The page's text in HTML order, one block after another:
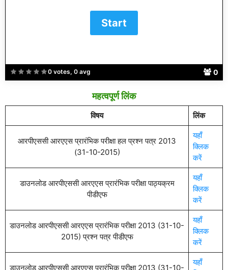
0 votes, 0 avg 0
महत्वपूर्ण लिंक
विषय लिंक
आरपीएससी आरएएस प्रारंभिक परीक्षा हल प्रश्न पत्र 2013
(31-10-2015)
यहाँ
क्लिक
करें
डाउनलोड आरपीएससी आरएएस प्रारंभिक परीक्षा पाठ्यक्रम
पीडीएफ
यहाँ
क्लिक
करें
डाउनलोड आरपीएससी आरएएस प्रारंभिक परीक्षा 2013 (31-10-
2015) प्रश्न पत्र पीडीएफ
यहाँ
क्लिक
करें
डाउनलोड आरपीएससी आरएएस प्रारंभिक परीक्षा 2013 (31-10-
यहाँ